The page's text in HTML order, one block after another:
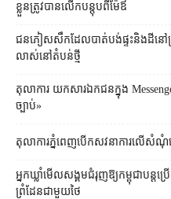
ខ្លួន​ត្រូវ​បាន​លើក​បន្តុប​ពី​ម៉ែឪ
ជនភៀសសឹក​ដែល​បាត់បង់​ផ្ទះ​និង​ដី​នៅ​ព្រំ
លាស់​នៅ​តំបន់​ថ្មី
តុលាការ​​ យកសារឯកជនក្នុង
ច្បាប់»
តុលាការ​ភ្នំពេញ​​បើកសវនាការ​លើ​សំណុំ
អ្នកឃ្លាំមើល​សង្គម​ជំរុញ​ឱ្យ​កម្ពុជា​បន្ត​ប្
ព្រំដែន​ជាមួយ​ថៃ